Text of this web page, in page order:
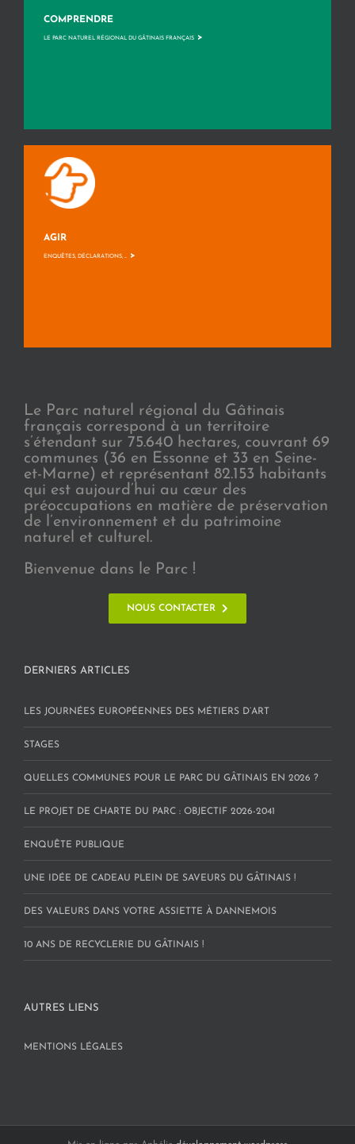
COMPRENDRE
LE PARC NATUREL RÉGIONAL DU GÂTINAIS FRANÇAIS >
AGIR
ENQUÊTES, DÉCLARATIONS, ... >
Le Parc naturel régional du Gâtinais
français correspond à un territoire
s’étendant sur 75.640 hectares, couvrant 69
communes (36 en Essonne et 33 en Seine-
et-Marne) et représentant 82.153 habitants
qui est aujourd’hui au cœur des
préoccupations en matière de préservation
de l’environnement et du patrimoine
naturel et culturel.
Bienvenue dans le Parc !
NOUS CONTACTER
DERNIERS ARTICLES
LES JOURNÉES EUROPÉENNES DES MÉTIERS D’ART
STAGES
QUELLES COMMUNES POUR LE PARC DU GÂTINAIS EN 2026 ?
LE PROJET DE CHARTE DU PARC : OBJECTIF 2026-2041
ENQUÊTE PUBLIQUE
UNE IDÉE DE CADEAU PLEIN DE SAVEURS DU GÂTINAIS !
DES VALEURS DANS VOTRE ASSIETTE À DANNEMOIS
10 ANS DE RECYCLERIE DU GÂTINAIS !
AUTRES LIENS
MENTIONS LÉGALES